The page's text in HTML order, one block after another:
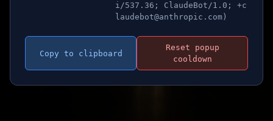
i/537.36; ClaudeBot/1.0; +c
laudebot@anthropic.com)
Copy to clipboard
Reset popup
cooldown